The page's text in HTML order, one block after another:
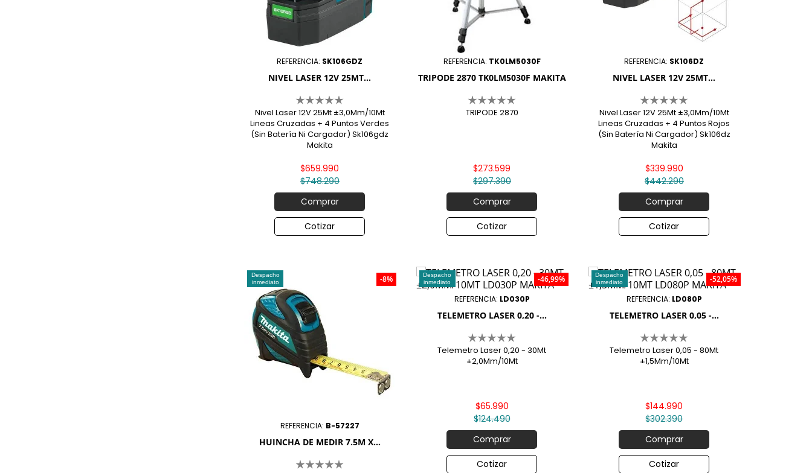
REFERENCIA: SK106GDZ
NIVEL LASER 12V 25MT...
Nivel Laser 12V 25Mt ±3,0Mm/10Mt
Lineas Cruzadas + 4 Puntos Verdes
(Sin Batería Ni Cargador) Sk106gdz
Makita
$748.290
$659.990
Comprar
Cotizar
REFERENCIA: TK0LM5030F
TRIPODE 2870 TK0LM5030F MAKITA
TRIPODE 2870
$297.390
$273.599
Comprar
Cotizar
REFERENCIA: SK106DZ
NIVEL LASER 12V 25MT...
Nivel Laser 12V 25Mt ±3,0Mm/10Mt
Lineas Cruzadas + 4 Puntos Rojos
(Sin Batería Ni Cargador) Sk106dz
Makita
$442.290
$339.990
Comprar
Cotizar
Despacho
inmediato
REFERENCIA: B-57227
HUINCHA DE MEDIR 7.5M X...
-8%
Despacho
inmediato
REFERENCIA: LD030P
TELEMETRO LASER 0,20 -...
Telemetro Laser 0,20 - 30Mt
±2,0Mm/10Mt
$124.490
$65.990
Comprar
Cotizar
-46,99%
Despacho
inmediato
REFERENCIA: LD080P
TELEMETRO LASER 0,05 -...
Telemetro Laser 0,05 - 80Mt
±1,5Mm/10Mt
$302.390
$144.990
Comprar
Cotizar
-52,05%